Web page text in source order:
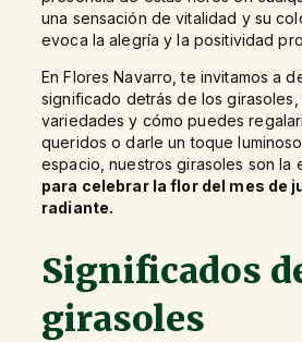
una sensación de vitalidad y su
evoca la alegría y la positividad
En Flores Navarro, te invitamos a
significado detrás de los
variedades y cómo puedes
queridos o darle un toque
espacio, nuestros girasoles son la
para celebrar la flor del mes de
radiante.
Significados
girasoles